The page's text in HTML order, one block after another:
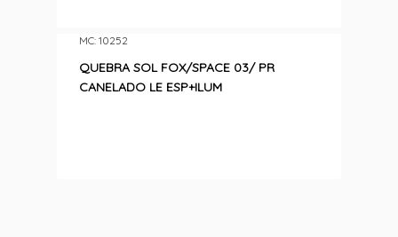
QUEBRA SOL FOX/SPACE 03/ PR
CANELADO LE ESP+ILUM
MC: 10252